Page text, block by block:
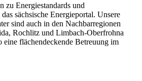
zu Energiestandards und
sächsische Energieportal. Unsere
sind auch in den Nachbarregionen
Rochlitz und Limbach-Oberfrohna
eine flächendeckende Betreuung im